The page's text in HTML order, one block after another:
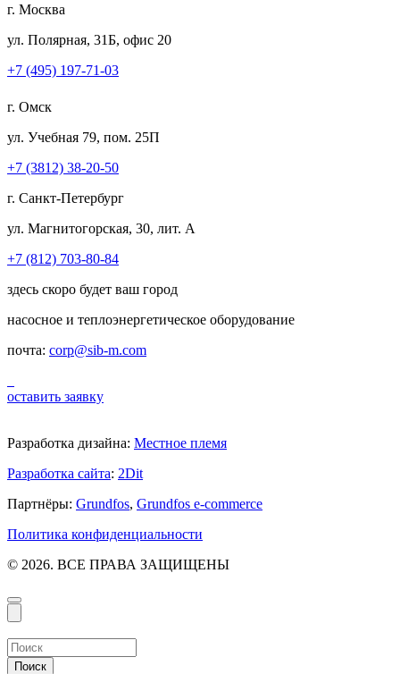
г. Москва
ул. Полярная, 31Б, офис 20
+7 (495) 197-71-03
г. Омск
ул. Учебная 79, пом. 25П
+7 (3812) 38-20-50
г. Санкт-Петербург
ул. Магнитогорская, 30, лит. А
+7 (812) 703-80-84
здесь скоро будет ваш город
насосное и теплоэнергетическое оборудование
почта: corp@sib-m.com
оставить заявку
Разработка дизайна: Местное племя
Разработка сайта: 2Dit
Партнёры: Grundfos, Grundfos e-commerce
Политика конфиденциальности
© 2026. ВСЕ ПРАВА ЗАЩИЩЕНЫ
Поиск